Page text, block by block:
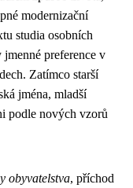
modernizační
studia osobních
preference v
Zatímco starší
jména, mladší
podle nových vzorů
obyvatelstva, příchod